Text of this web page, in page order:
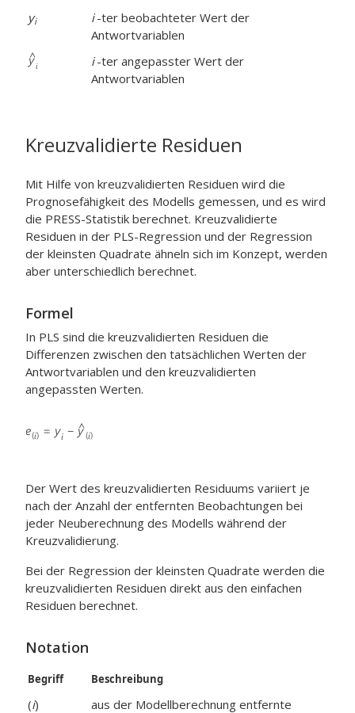
yi i -ter beobachteter Wert der
Antwortvariablen
i -ter angepasster Wert der
Antwortvariablen
Kreuzvalidierte Residuen
Mit Hilfe von kreuzvalidierten Residuen wird die
Prognosefähigkeit des Modells gemessen, und es wird
die PRESS-Statistik berechnet. Kreuzvalidierte
Residuen in der PLS-Regression und der Regression
der kleinsten Quadrate ähneln sich im Konzept, werden
aber unterschiedlich berechnet.
Formel
In PLS sind die kreuzvalidierten Residuen die
Differenzen zwischen den tatsächlichen Werten der
Antwortvariablen und den kreuzvalidierten
angepassten Werten.
Der Wert des kreuzvalidierten Residuums variiert je
nach der Anzahl der entfernten Beobachtungen bei
jeder Neuberechnung des Modells während der
Kreuzvalidierung.
Bei der Regression der kleinsten Quadrate werden die
kreuzvalidierten Residuen direkt aus den einfachen
Residuen berechnet.
Notation
Begriff Beschreibung
(i) aus der Modellberechnung entfernte